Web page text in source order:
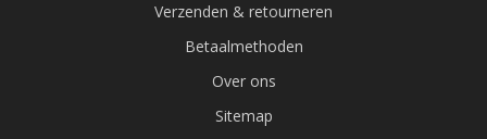
Verzenden & retourneren
Betaalmethoden
Over ons
Sitemap